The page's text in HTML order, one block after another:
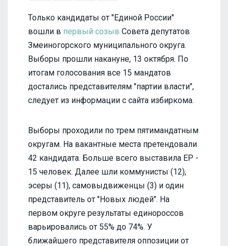
Только кандидаты от "Единой России"
вошли в первый созыв Совета депутатов
Змеиногорского муниципального округа.
Выборы прошли накануне, 13 октября. По
итогам голосования все 15 мандатов
достались представителям "партии власти",
следует из информации с сайта избиркома.
Выборы проходили по трем пятимандатным
округам. На вакантные места претендовали
42 кандидата. Больше всего выставила ЕР -
15 человек. Далее шли коммунисты (12),
эсеры (11), самовыдвиженцы (3) и один
представитель от "Новых людей". На
первом округе результаты единороссов
варьировались от 55% до 74%. У
ближайшего представителя оппозиции от